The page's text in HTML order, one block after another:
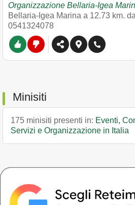
Organizzazione Bellaria-Igea
Bellaria-Igea Marina a 12.73 km.
0541324078
Minisiti
175 minisiti presenti in: Eventi,
Servizi e Organizzazione in Italia